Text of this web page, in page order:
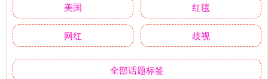
美国 红毯
网红 歧视
全部话题标签